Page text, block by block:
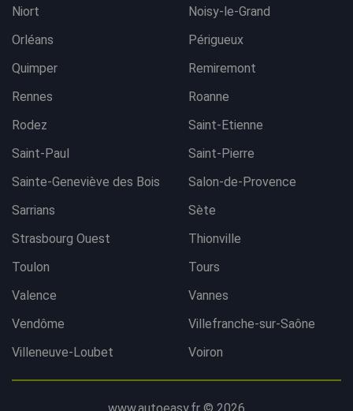
Niort
Noisy-le-Grand
Orléans
Périgueux
Quimper
Remiremont
Rennes
Roanne
Rodez
Saint-Etienne
Saint-Paul
Saint-Pierre
Sainte-Geneviève des Bois
Salon-de-Provence
Sarrians
Sète
Strasbourg Ouest
Thionville
Toulon
Tours
Valence
Vannes
Vendôme
Villefranche-sur-Saône
Villeneuve-Loubet
Voiron